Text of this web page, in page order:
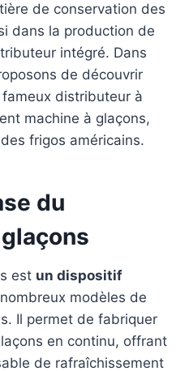
de conservation des
dans la production de
intégré. Dans
de découvrir
distributeur à
machine à glaçons,
frigos américains.
du
est un dispositif
modèles de
Il permet de fabriquer
en continu, offrant
de rafraîchissement